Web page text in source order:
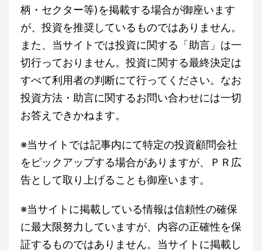
柄・セクター等)を掲載する場合が御座います
が、投資を推奨しているものではありません。
また、当サイトでは投資に関する「助言」は一
切行っておりません。投資に関する最終決定は
すべて利用者の判断にて行ってください。なお
投資方法・助言に関するお問い合わせには一切
お答えできかねます。
※当サイトでは記事内にて特定の投資顧問会社
をピックアップする場合がありますが、ＰＲ広
告として取り上げることも御座います。
※当サイトに掲載している情報は信頼性の確保
に最大限努力していますが、内容の正確性を保
証するものではありません。当サイトに掲載し